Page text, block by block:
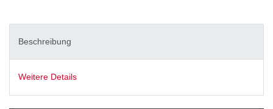
Beschreibung
Weitere Details